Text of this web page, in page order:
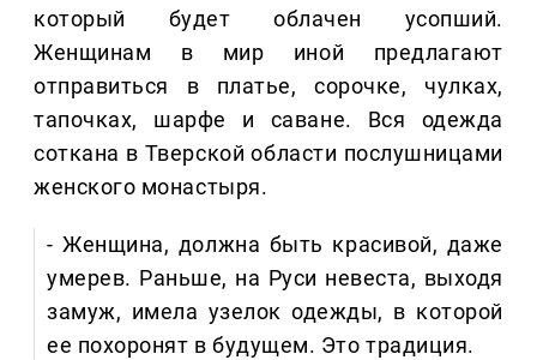
который будет облачен усопший.
Женщинам в мир иной предлагают
отправиться в платье, сорочке, чулках,
тапочках, шарфе и саване. Вся одежда
соткана в Тверской области послушницами
женского монастыря.
- Женщина, должна быть красивой, даже
умерев. Раньше, на Руси невеста, выходя
замуж, имела узелок одежды, в которой
ее похоронят в будущем. Это традиция.